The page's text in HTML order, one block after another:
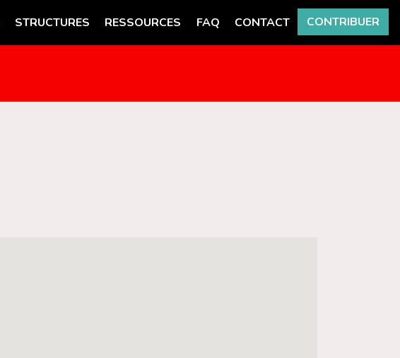
STRUCTURES RESSOURCES FAQ CONTACT CONTRIBUER